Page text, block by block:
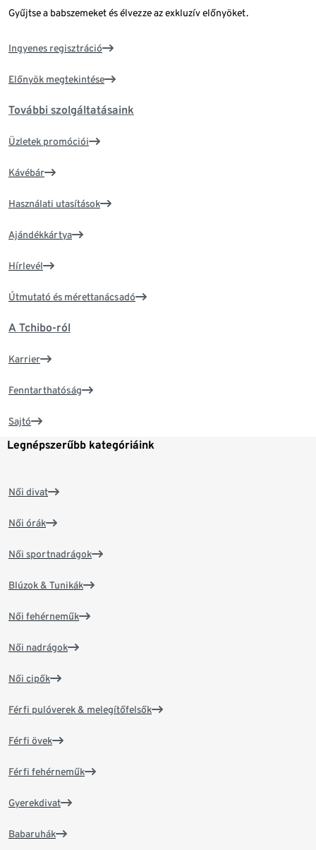
Gyűjtse a babszemeket és élvezze az exkluzív előnyöket.
Ingyenes regisztráció
Előnyök megtekintése
További szolgáltatásaink
Üzletek promóciói
Kávébár
Használati utasítások
Ajándékkártya
Hírlevél
Útmutató és mérettanácsadó
A Tchibo-ról
Karrier
Fenntarthatóság
Sajtó
Legnépszerűbb kategóriáink
Női divat
Női órák
Női sportnadrágok
Blúzok & Tunikák
Női fehérneműk
Női nadrágok
Női cipők
Férfi pulóverek & melegítőfelsők
Férfi övek
Férfi fehérneműk
Gyerekdivat
Babaruhák